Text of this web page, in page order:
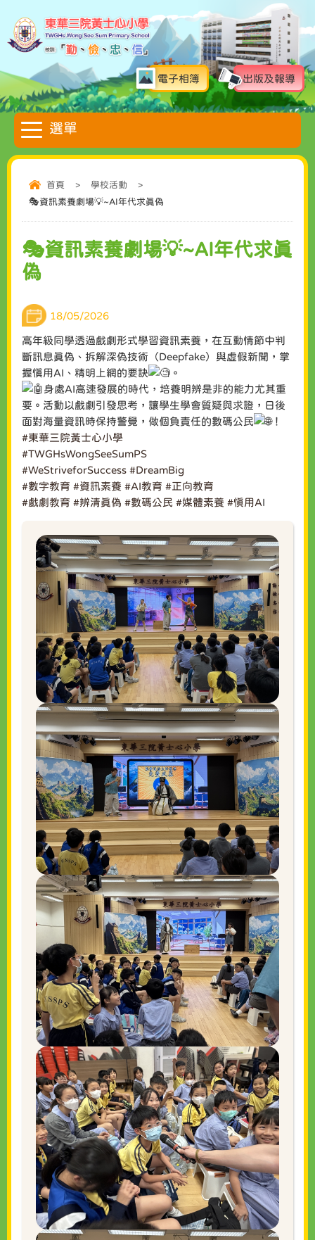
電子相簿 出版及報導
首頁 > 學校活動
>
🎭資訊素養劇場💡~AI年代求真偽
🎭資訊素養劇場💡~AI年代求真
偽
18/05/2026
高年級同學透過戲劇形式學習資訊素養，在互動情節中判
斷訊息真偽、拆解深偽技術（Deepfake）與虛假新聞，掌
握慎用AI、精明上網的要訣
。
身處AI高速發展的時代，培養明辨是非的能力尤其重
要。活動以戲劇引發思考，讓學生學會質疑與求證，日後
面對海量資訊時保持警覺，做個負責任的數碼公民
！
#東華三院黃士心小學
#TWGHsWongSeeSumPS
#WeStriveforSuccess #DreamBig
#數字教育 #資訊素養 #AI教育 #正向教育
#戲劇教育 #辨清真偽 #數碼公民 #媒體素養 #慎用AI